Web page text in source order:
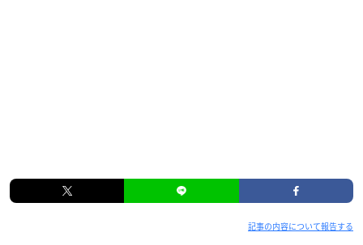
記事の内容について報告する